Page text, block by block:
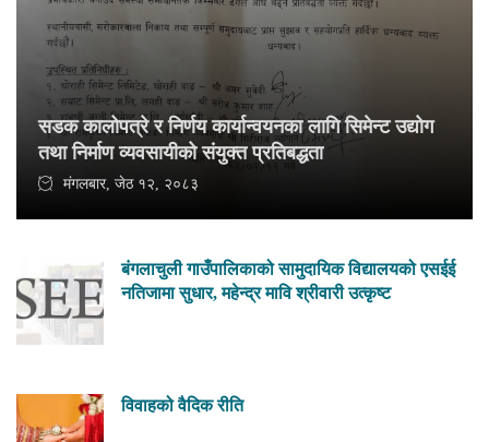
सडक कालोपत्रे र निर्णय कार्यान्वयनका लागि सिमेन्ट उद्योग
तथा निर्माण व्यवसायीको संयुक्त प्रतिबद्धता
मंगलबार, जेठ १२, २०८३
बंगलाचुली गाउँपालिकाको सामुदायिक विद्यालयको एसईई
नतिजामा सुधार, महेन्द्र मावि श्रीवारी उत्कृष्ट
विवाहको वैदिक रीति